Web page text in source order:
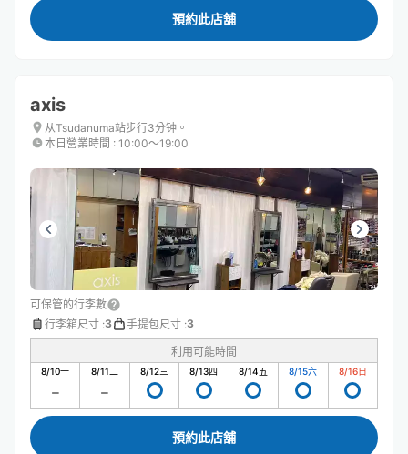
預約此店舖
axis
从Tsudanuma站步行3分钟。
本日營業時間 : 10:00〜19:00
可保管的行李數
行李箱尺寸 :3 手提包尺寸 :3
利用可能時間
8/10一 8/11二 8/12三 8/13四 8/14五 8/15六 8/16日
預約此店舖